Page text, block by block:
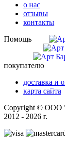
о нас
отзывы
контакты
Помощь
покупателю
доставка и
карта сайта
Copyright © ООО
2012 - 2026 г.